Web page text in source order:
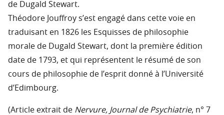
de Dugald Stewart.
Théodore Jouffroy s’est engagé dans cette voie en
traduisant en 1826 les Esquisses de philosophie
morale de Dugald Stewart, dont la première édition
date de 1793, et qui représentent le résumé de son
cours de philosophie de l’esprit donné à l’Université
d’Edimbourg.
(Article extrait de Nervure, Journal de Psychiatrie, n° 7